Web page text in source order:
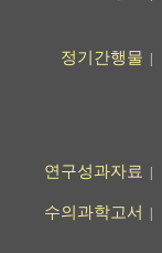
정기간행물
연구성과자료
수의과학고서